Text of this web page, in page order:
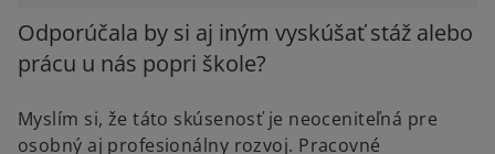
Odporúčala by si aj iným vyskúšať stáž alebo
prácu u nás popri škole?
Myslím si, že táto skúsenosť je neoceniteľná pre
osobný aj profesionálny rozvoj. Pracovné